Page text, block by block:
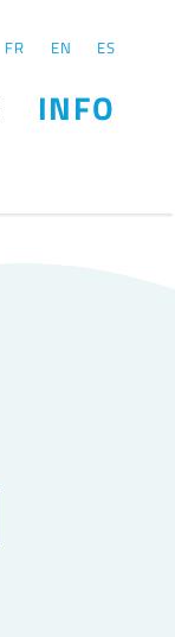
FR EN ES
INFO